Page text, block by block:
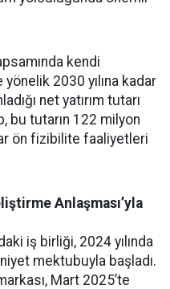
kendi
2030 yılına kadar
net yatırım tutarı
bu tutarın 122 milyon
ön fizibilite faaliyetleri
Anlaşması’yla
iş birliği, 2024 yılında
mektubuyla başladı.
Mart 2025’te